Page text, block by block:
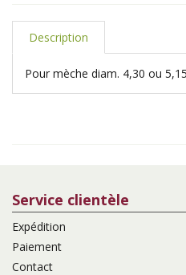
Description
Pour mèche diam. 4,30 ou
Service clientèle
Expédition
Paiement
Contact